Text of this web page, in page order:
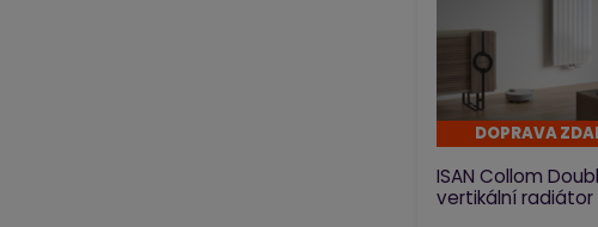
DOPRAVA
ISAN Collom
vertikální radiátor